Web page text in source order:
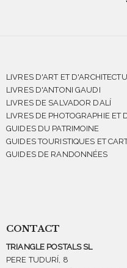
LIVRES D'ART ET
LIVRES D'ANTONI GAUDI
LIVRES DE SALVADOR DALÍ
LIVRES DE PHOTOGRAPHIE ET
GUIDES DU PATRIMOINE
GUIDES TOURISTIQUES ET
GUIDES DE RANDONNÉES
CONTACT
TRIANGLE POSTALS SL
PERE TUDURÍ, 8